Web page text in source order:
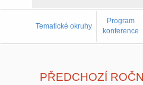
Tematické okruhy
Program
konference
PŘEDCHOZÍ